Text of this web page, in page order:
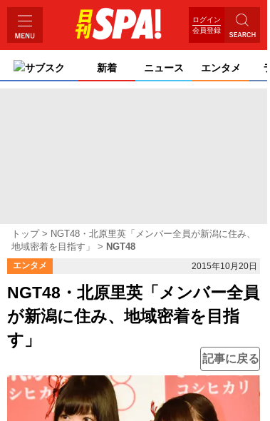
ログイン
会員登録
サブスク 新着 ニュース エンタメ
トップ
NGT48・北原里英「メンバー全員が新潟に住み、
地域密着を目指す」
NGT48
エンタメ 2015年10月20日
NGT48・北原里英「メンバー全員
が新潟に住み、地域密着を目指
す」
記事に戻る